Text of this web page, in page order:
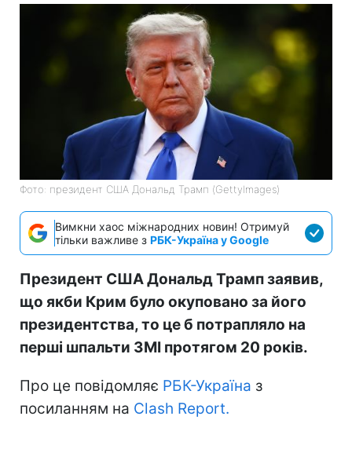
Фото: президент США Дональд Трамп (GettyImages)
Вимкни хаос міжнародних новин! Отримуй
тільки важливе з РБК-Україна у Google
Президент США Дональд Трамп заявив,
що якби Крим було окуповано за його
президентства, то це б потрапляло на
перші шпальти ЗМІ протягом 20 років.
Про це повідомляє РБК-Україна з
посиланням на Clash Report.